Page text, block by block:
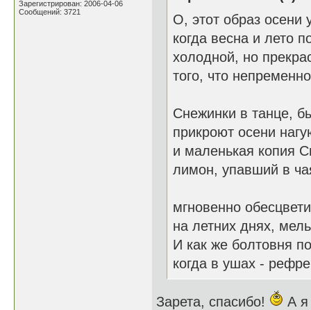
Зарегистрирован: 2006-04-06
Сообщений: 3721
О, этот образ осени
когда весна и лето
холодной, но
того, что
Снежинки в танце,
прикроют осени
и маленькая копия
лимон, упавший в
мгновенно
на летних днях,
И как же болтовня
когда в ушах -
Зарета, спасибо! А я